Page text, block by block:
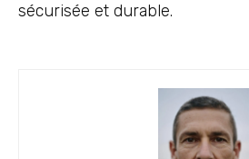
sécurisée et durable.